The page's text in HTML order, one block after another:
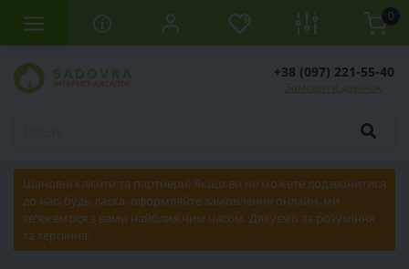
0
+38 (097) 221-55-40
Замовити дзвінок
Шановні клієнти та партнери! Якщо ви не можете додзвонитися
до нас, будь ласка, оформляйте замовлення онлайн, ми
зв'яжемося з вами найближчим часом. Дякуємо за розуміння
та терпіння!